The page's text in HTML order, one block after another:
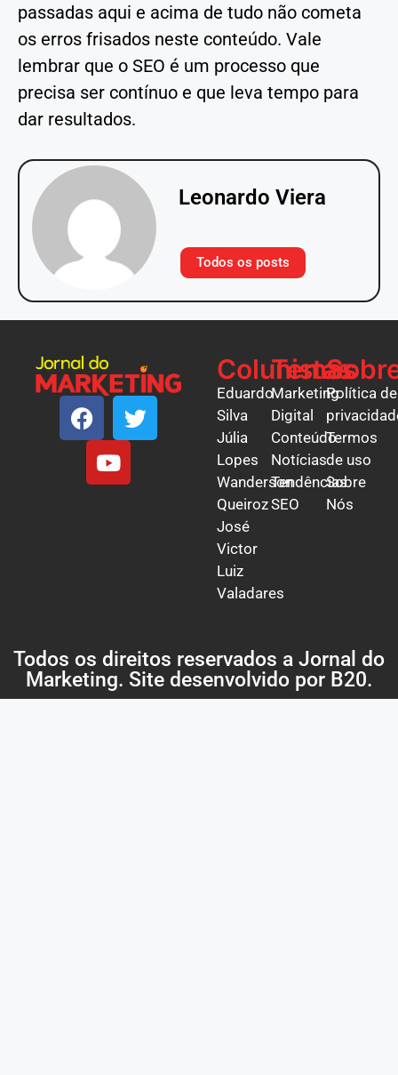
passadas aqui e acima de tudo não cometa
os erros frisados neste conteúdo. Vale
lembrar que o SEO é um processo que
precisa ser contínuo e que leva tempo para
dar resultados.
Leonardo Viera
Todos os posts
Colunistas
Eduardo
Silva
Júlia
Lopes
Wanderson
Queiroz
José
Victor
Luiz
Valadares
Temas
Marketing
Digital
Conteúdo
Notícias
Tendências
SEO
Política de
Termos
de uso
Sobre
Nós
Todos os direitos reservados a Jornal do
Marketing. Site desenvolvido por B20.